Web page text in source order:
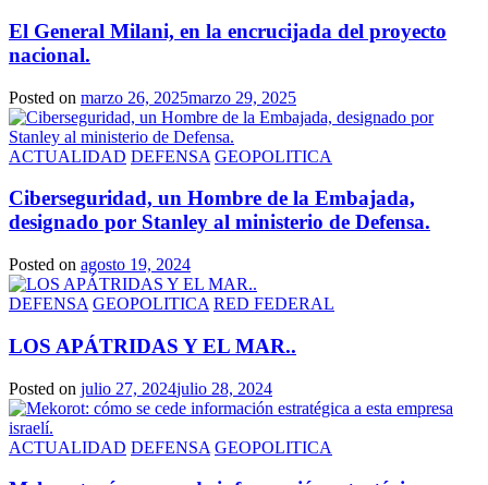
El General Milani, en la encrucijada del proyecto
nacional.
Posted on marzo 26, 2025marzo 29, 2025
ACTUALIDAD DEFENSA GEOPOLITICA
Ciberseguridad, un Hombre de la Embajada,
designado por Stanley al ministerio de Defensa.
Posted on agosto 19, 2024
DEFENSA GEOPOLITICA RED FEDERAL
LOS APÁTRIDAS Y EL MAR..
Posted on julio 27, 2024julio 28, 2024
ACTUALIDAD DEFENSA GEOPOLITICA